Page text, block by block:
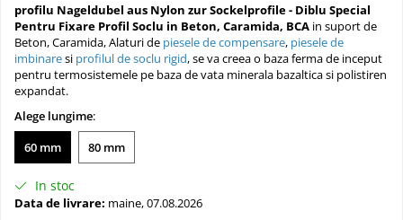
Polistiren Expandat & Extrudat
Finisaje
Accesorii Finisaje
Uși de Vizitare
Mascare
Garnituri Adezive Uși Ferestre
Șuruburi Gips Carton
profilu Nageldubel aus Nylon zur Sockelprofile - Diblu Special
Pentru Fixare Profil Soclu in Beton, Caramida, BCA in suport de
Beton, Caramida, Alaturi de piesele de compensare, piesele de
imbinaresi profilul de soclu rigid, se va creea o baza ferma de inceput
pentru termosistemele pe baza de vata minerala bazaltica si polistiren
expandat.
Alege lungime:
60 mm
80 mm
In stoc
Data de livrare: maine, 07.08.2026